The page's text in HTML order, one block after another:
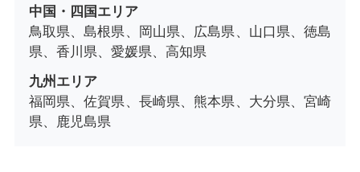
中国・四国エリア
鳥取県、島根県、岡山県、広島県、山口県、徳島
県、香川県、愛媛県、高知県
九州エリア
福岡県、佐賀県、長崎県、熊本県、大分県、宮崎
県、鹿児島県